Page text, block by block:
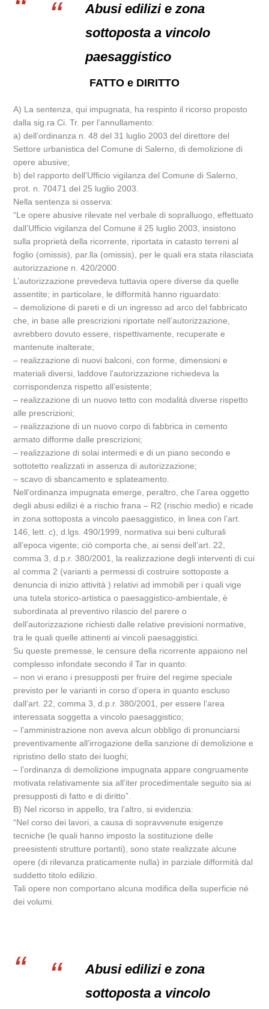
Abusi edilizi e zona
sottoposta a vincolo
paesaggistico
FATTO e DIRITTO
A) La sentenza, qui impugnata, ha respinto il ricorso proposto
dalla sig.ra Ci. Tr. per l’annullamento:
a) dell’ordinanza n. 48 del 31 luglio 2003 del direttore del
Settore urbanistica del Comune di Salerno, di demolizione di
opere abusive;
b) del rapporto dell’Ufficio vigilanza del Comune di Salerno,
prot. n. 70471 del 25 luglio 2003.
Nella sentenza si osserva:
“Le opere abusive rilevate nel verbale di sopralluogo, effettuato
dall’Ufficio vigilanza del Comune il 25 luglio 2003, insistono
sulla proprietà della ricorrente, riportata in catasto terreni al
foglio (omissis), par.lla (omissis), per le quali era stata rilasciata
autorizzazione n. 420/2000.
L’autorizzazione prevedeva tuttavia opere diverse da quelle
assentite; in particolare, le difformità hanno riguardato:
– demolizione di pareti e di un ingresso ad arco del fabbricato
che, in base alle prescrizioni riportate nell’autorizzazione,
avrebbero dovuto essere, rispettivamente, recuperate e
mantenute inalterate;
– realizzazione di nuovi balconi, con forme, dimensioni e
materiali diversi, laddove l’autorizzazione richiedeva la
corrispondenza rispetto all’esistente;
– realizzazione di un nuovo tetto con modalità diverse rispetto
alle prescrizioni;
– realizzazione di un nuovo corpo di fabbrica in cemento
armato difforme dalle prescrizioni;
– realizzazione di solai intermedi e di un piano secondo e
sottotetto realizzati in assenza di autorizzazione;
– scavo di sbancamento e splateamento.
Nell’ordinanza impugnata emerge, peraltro, che l’area oggetto
degli abusi edilizi è a rischio frana – R2 (rischio medio) e ricade
in zona sottoposta a vincolo paesaggistico, in linea con l’art.
146, lett. c), d.lgs. 490/1999, normativa sui beni culturali
all’epoca vigente; ciò comporta che, ai sensi dell’art. 22,
comma 3, d.p.r. 380/2001, la realizzazione degli interventi di cui
al comma 2 (varianti a permessi di costruire sottoposte a
denuncia di inizio attività ) relativi ad immobili per i quali vige
una tutela storico-artistica o paesaggistico-ambientale, è
subordinata al preventivo rilascio del parere o
dell’autorizzazione richiesti dalle relative previsioni normative,
tra le quali quelle attinenti ai vincoli paesaggistici.
Su queste premesse, le censure della ricorrente appaiono nel
complesso infondate secondo il Tar in quanto:
– non vi erano i presupposti per fruire del regime speciale
previsto per le varianti in corso d’opera in quanto escluso
dall’art. 22, comma 3, d.p.r. 380/2001, per essere l’area
interessata soggetta a vincolo paesaggistico;
– l’amministrazione non aveva alcun obbligo di pronunciarsi
preventivamente all’irrogazione della sanzione di demolizione e
ripristino dello stato dei luoghi;
– l’ordinanza di demolizione impugnata appare congruamente
motivata relativamente sia all’iter procedimentale seguito sia ai
presupposti di fatto e di diritto”.
B) Nel ricorso in appello, tra l’altro, si evidenzia:
“Nel corso dei lavori, a causa di sopravvenute esigenze
tecniche (le quali hanno imposto la sostituzione delle
preesistenti strutture portanti), sono state realizzate alcune
opere (di rilevanza praticamente nulla) in parziale difformità dal
suddetto titolo edilizio.
Tali opere non comportano alcuna modifica della superficie né
dei volumi.
Abusi edilizi e zona
sottoposta a vincolo